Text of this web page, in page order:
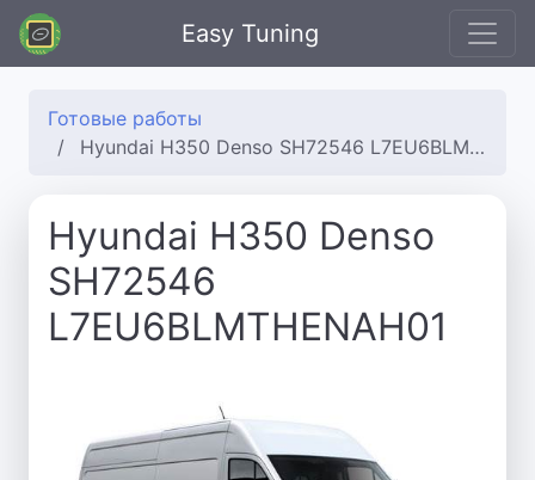
Easy Tuning
Готовые работы
Hyundai H350 Denso SH72546 L7EU6BLMTHENAH01
Hyundai H350 Denso
SH72546
L7EU6BLMTHENAH01